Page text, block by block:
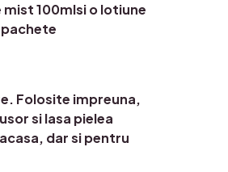
100mlsi o lotiune
Folosite impreuna,
si lasa pielea
dar si pentru